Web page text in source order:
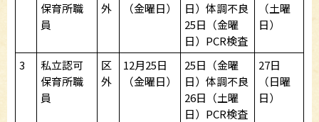
保育所職
員
外
（金曜日）
日）体調不良
25日（金曜
日）PCR検査
（土曜
日）
3
私立認可
保育所職
員
区
外
12月25日
（金曜日）
25日（金曜
日）体調不良
26日（土曜
日）PCR検査
27日
（日曜
日）